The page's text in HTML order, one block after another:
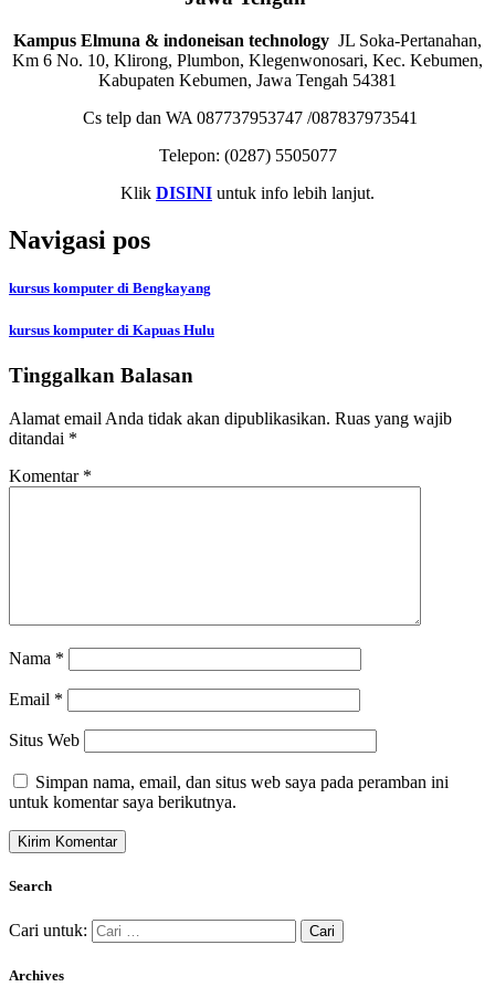
Kampus Elmuna & indoneisan technology JL Soka-Pertanahan,
Km 6 No. 10, Klirong, Plumbon, Klegenwonosari, Kec. Kebumen,
Kabupaten Kebumen, Jawa Tengah 54381
Cs telp dan WA 087737953747 /087837973541
Telepon: (0287) 5505077
Klik DISINI untuk info lebih lanjut.
Navigasi pos
kursus komputer di Bengkayang
kursus komputer di Kapuas Hulu
Tinggalkan Balasan
Alamat email Anda tidak akan dipublikasikan. Ruas yang wajib
ditandai *
Komentar *
Nama *
Email *
Situs Web
Simpan nama, email, dan situs web saya pada peramban ini
untuk komentar saya berikutnya.
Search
Cari untuk:
Archives